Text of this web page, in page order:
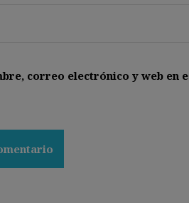
correo electrónico y web en